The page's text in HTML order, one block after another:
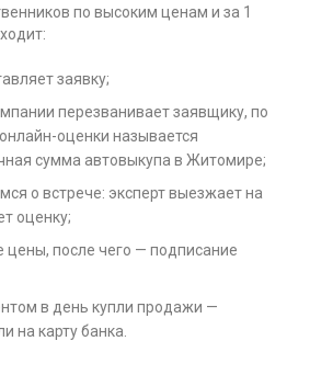
по высоким ценам и за 1
заявку;
перезванивает заявщику, по
оценки называется
сумма автовыкупа в Житомире;
о встрече: эксперт выезжает на
оценку;
цены, после чего — подписание
в день купли продажи —
на карту банка.